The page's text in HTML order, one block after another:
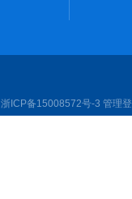
浙ICP备15008572号-3 管理